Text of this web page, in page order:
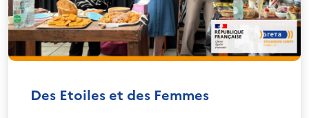
Des Etoiles et des Femmes